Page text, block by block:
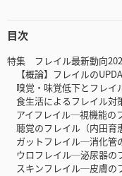
目次
特集 フレイル最新動向
【概論】フレイルの
嗅覚・味覚低下とフレイ
食生活によるフレイル対
アイフレイル─視機能の
聴覚のフレイル（内田育
ガットフレイル─消化管
ウロフレイル─泌尿器の
スキンフレイル─皮膚の